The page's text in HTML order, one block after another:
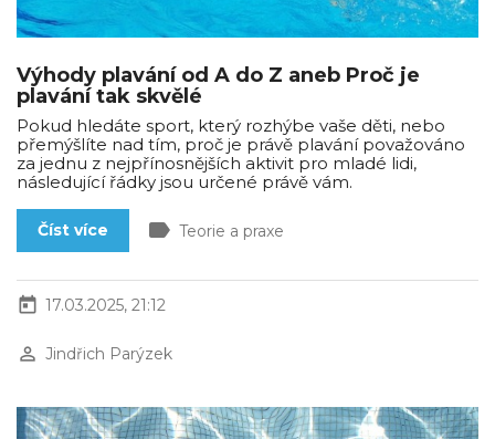
Výhody plavání od A do Z aneb Proč je
plavání tak skvělé
Pokud hledáte sport, který rozhýbe vaše děti, nebo
přemýšlíte nad tím, proč je právě plavání považováno
za jednu z nejpřínosnějších aktivit pro mladé lidi,
následující řádky jsou určené právě vám.
Číst více label Teorie a praxe
today 17.03.2025, 21:12
perm_identity Jindřich Parýzek